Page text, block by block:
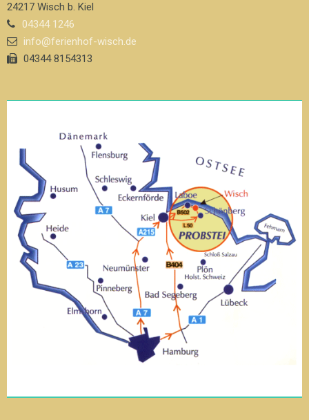
24217 Wisch b. Kiel
04344 1246
info@ferienhof-wisch.de
04344 8154313